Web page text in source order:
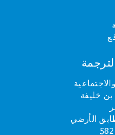
خليفة
الأرضي